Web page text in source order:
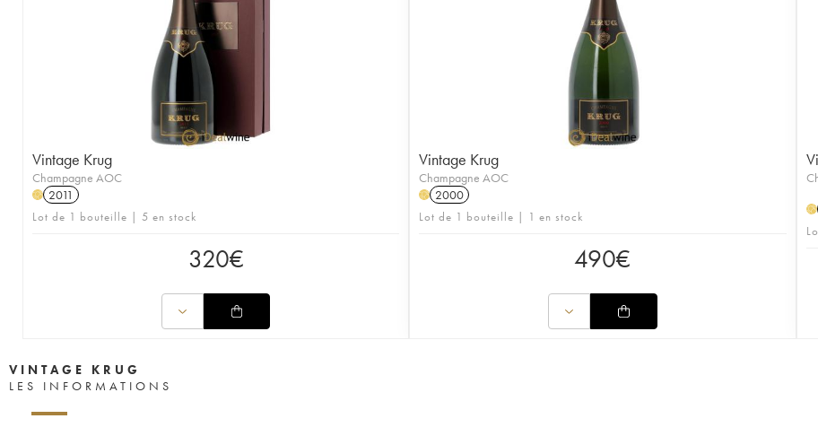
Vintage Krug
Champagne AOC
H 2011
Lot de 1 bouteille | 5 en stock
320€
Vintage Krug
Champagne AOC
H 2000
Lot de 1 bouteille | 1 en stock
490€
H
VINTAGE KRUG
LES INFORMATIONS